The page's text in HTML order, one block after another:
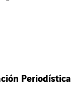
Periodística